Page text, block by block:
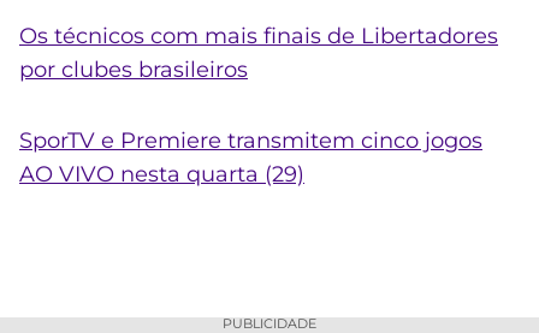
Os técnicos com mais finais de Libertadores
por clubes brasileiros
SporTV e Premiere transmitem cinco jogos
AO VIVO nesta quarta (29)
PUBLICIDADE